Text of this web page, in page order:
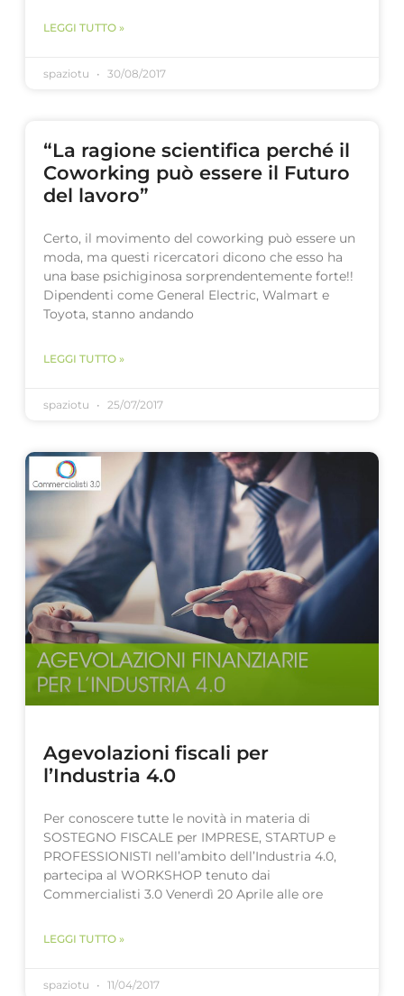
LEGGI TUTTO »
spaziotu 30/08/2017
“La ragione scientifica perché il
Coworking può essere il Futuro
del lavoro”
Certo, il movimento del coworking può essere un
moda, ma questi ricercatori dicono che esso ha
una base psichiginosa sorprendentemente forte!!
Dipendenti come General Electric, Walmart e
Toyota, stanno andando
LEGGI TUTTO »
spaziotu 25/07/2017
Agevolazioni fiscali per
l’Industria 4.0
Per conoscere tutte le novità in materia di
SOSTEGNO FISCALE per IMPRESE, STARTUP e
PROFESSIONISTI nell’ambito dell’Industria 4.0,
partecipa al WORKSHOP tenuto dai
Commercialisti 3.0 Venerdì 20 Aprile alle ore
LEGGI TUTTO »
spaziotu 11/04/2017